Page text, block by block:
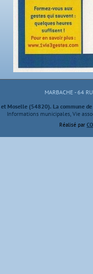
MARBACHE - 64
Moselle (54820). La commune
Informations municipales, Vie
Réalisé par